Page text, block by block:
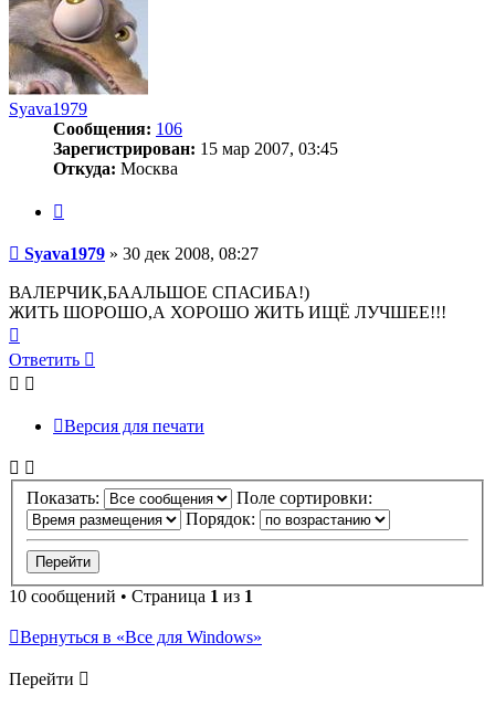
Syava1979
Сообщения: 106
Зарегистрирован: 15 мар 2007, 03:45
Откуда: Москва
Сообщение
Syava1979 » 30 дек 2008, 08:27
ВАЛЕРЧИК,БААЛЬШОЕ СПАСИБА!)
ЖИТЬ ШОРОШО,А ХОРОШО ЖИТЬ ИЩЁ ЛУЧШЕЕ!!!
к
началу
Ответить
Версия для печати
Показать:
Поле сортировки:
Порядок:
10 сообщений • Страница 1 из 1
Вернуться в «Все для Windows»
Перейти